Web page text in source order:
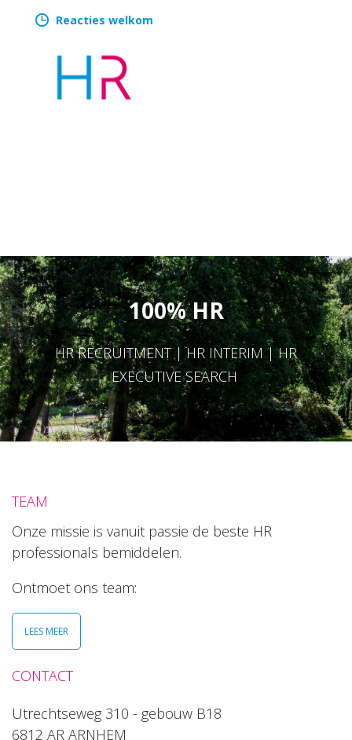
Reacties welkom
100% HR
HR RECRUITMENT | HR INTERIM | HR
EXECUTIVE SEARCH
TEAM
Onze missie is vanuit passie de beste HR
professionals bemiddelen.
Ontmoet ons team:
LEES MEER
CONTACT
Utrechtseweg 310 - gebouw B18
6812 AR ARNHEM